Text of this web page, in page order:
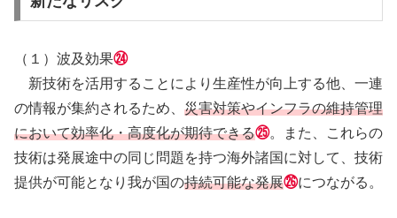
（１）波及効果㉔
新技術を活用することにより生産性が向上する他、一連
の情報が集約されるため、 災害対策やインフラの維持管理
において効率化・高度化が期待できる㉕。また、これらの
技術は発展途中の同じ問題を持つ海外諸国に対して、技術
提供が可能となり我が国の持続可能な発展㉖につながる。